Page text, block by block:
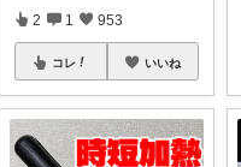
2 1 953
コレ いいね